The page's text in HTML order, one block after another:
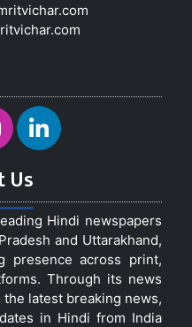
Us
Hindi newspapers
and Uttarakhand,
presence across print,
Through its news
latest breaking news,
in Hindi from India